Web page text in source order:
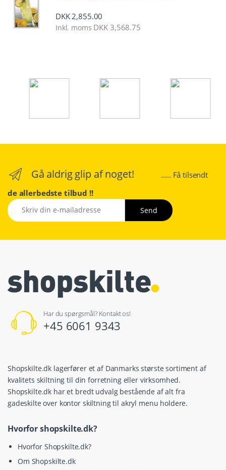
DKK2,855.00
Inkl. moms DKK 3,568.75
Gå aldrig glip af noget!
..... Få tilsendt
de allerbedste tilbud !!
Har du spørgsmål? Kontakt os!
+45 6061 9343
Shopskilte.dk lagerfører et af Danmarks største sortiment af
kvalitets skiltning til din forretning eller virksomhed.
Shopskilte.dk har et bredt udvalg bestående af alt fra
gadeskilte over kontor skiltning til akryl menu holdere.
Hvorfor shopskilte.dk?
Hvorfor Shopskilte.dk?
Om Shopskilte.dk